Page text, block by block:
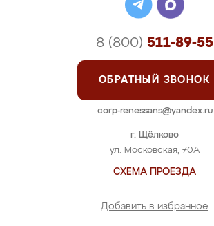
г. Щёлково
ул. Московская, 70А
СХЕМА ПРОЕЗДА
Добавить в избранное
8 (800) 511-89-55
ОБРАТНЫЙ ЗВОНОК
corp-renessans@yandex.ru